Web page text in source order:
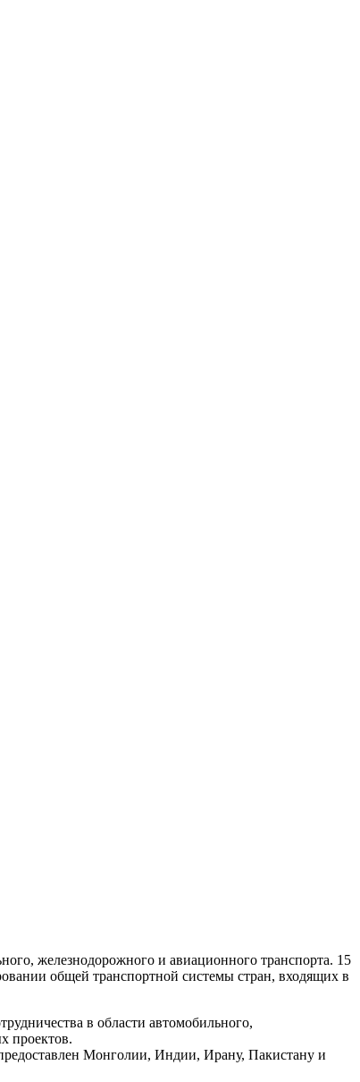
железнодорожного и авиационного транспорта. 15
общей транспортной системы стран, входящих в
в области автомобильного,
проектов.
Монголии, Индии, Ирану, Пакистану и